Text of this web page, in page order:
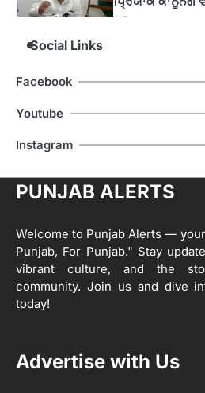
4
ਦਾ ਕੰਮ 99.92
ਅਫ਼ਸਰ
1
ਸ੍ਰੀ ਗੁਰੂ ਰਵਿਦਾਸ
ਡਾਕੂਮੈਂਟਰੀ ਨੇ ਪਿੰਡਾਂ
2
ਖੇਤੀਬਾੜੀ ਵਿਭਾਗ
ਪ੍ਰੋਡਕਟੀਵਿਟੀ’
ਦਿਵਸ’ ਆਯੋਜਿਤ
Editor
ਰਾਸ਼ਟਰੀ ਮਨੁੱਖੀ
ਪ੍ਰਿਯਾਂਕ ਕਾਨੂੰਨਗੋ
Social Links
Facebook
Youtube
Instagram
PUNJAB ALERTS
Welcome to Punjab Alerts —
Punjab, For Punjab." Stay
vibrant culture, and the
community. Join us and dive
today!
Advertise with Us